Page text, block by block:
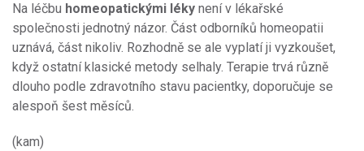
Na léčbu homeopatickými léky není v lékařské
společnosti jednotný názor. Část odborníků homeopatii
uznává, část nikoliv. Rozhodně se ale vyplatí ji vyzkoušet,
když ostatní klasické metody selhaly. Terapie trvá různě
dlouho podle zdravotního stavu pacientky, doporučuje se
alespoň šest měsíců.
(kam)